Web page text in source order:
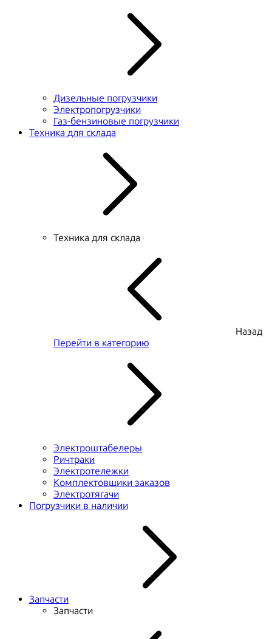
Дизельные погрузчики
Электропогрузчики
Газ-бензиновые погрузчики
Техника для склада
Техника для склада
Назад
Перейти в категорию
Электроштабелеры
Ричтраки
Электротележки
Комплектовщики заказов
Электротягачи
Погрузчики в наличии
Запчасти
Запчасти